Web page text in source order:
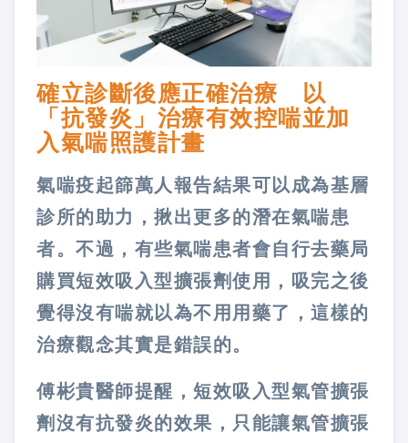
確立診斷後應正確治療 以
「抗發炎」治療有效控喘並加
入氣喘照護計畫
氣喘疫起篩萬人報告結果可以成為基層
診所的助力，揪出更多的潛在氣喘患
者。不過，有些氣喘患者會自行去藥局
購買短效吸入型擴張劑使用，吸完之後
覺得沒有喘就以為不用用藥了，這樣的
治療觀念其實是錯誤的。
傅彬貴醫師提醒，短效吸入型氣管擴張
劑沒有抗發炎的效果，只能讓氣管擴張